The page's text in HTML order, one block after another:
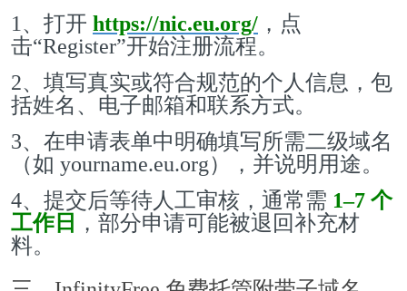
1、打开 https://nic.eu.org/ ，点
击“Register”开始注册流程。
2、填写真实或符合规范的个人信息，包
括姓名、电子邮箱和联系方式。
3、在申请表单中明确填写所需二级域名
（如 yourname.eu.org），并说明用途。
4、提交后等待人工审核，通常需 1–7 个
工作日
，部分申请可能被退回补充材
料。